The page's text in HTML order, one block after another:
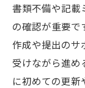
書類不備や記載
の確認が重要で
作成や提出のサ
受けながら進め
に初めての更